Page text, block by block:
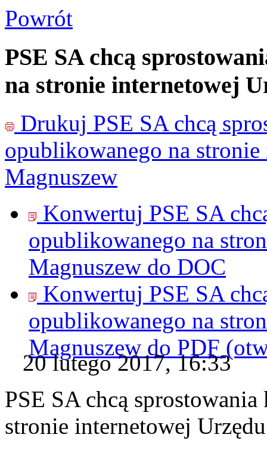
Powrót
PSE SA chcą
na stronie internetowej
Drukuj PSE SA chcą
opublikowanego na
Magnuszew
Konwertuj PSE SA
opublikowanego na
Magnuszew do DOC
Konwertuj PSE SA
opublikowanego na
Magnuszew do PDF
20 lutego 2017, 16:33
PSE SA chcą
stronie internetowej